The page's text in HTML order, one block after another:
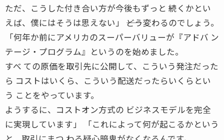
ただ、こうした付き合い方が今後もずっと 続くかとい
えば、僕にはそうは思えない」 ――どう変わるのでしょう。
「何年か前にアメリカのスーパーバリューが『アドバ ン
テージ・プログラム』というのを始めました。
すべ ての原価を取引先に公開して、こういう発注だった
ら コストはいくら、こういう配送だったらいくらとい
う ことをやっています。
ようするに、コストオン方式の ビジネスモデルを完全
に実現しています」 「これによって何が起こるかという